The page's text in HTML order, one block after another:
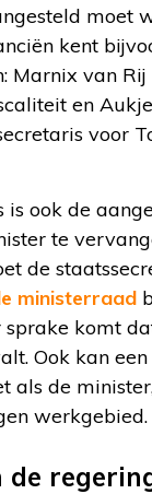
moet
kent
Marnix van Rij
en
voor
is ook de
te
de
ministerraad
komt
Ook kan een
als de
werkgebied.